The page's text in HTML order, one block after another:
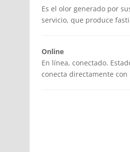
Es el olor generado por
servicio, que produce
Online
En línea, conectado.
conecta directamente